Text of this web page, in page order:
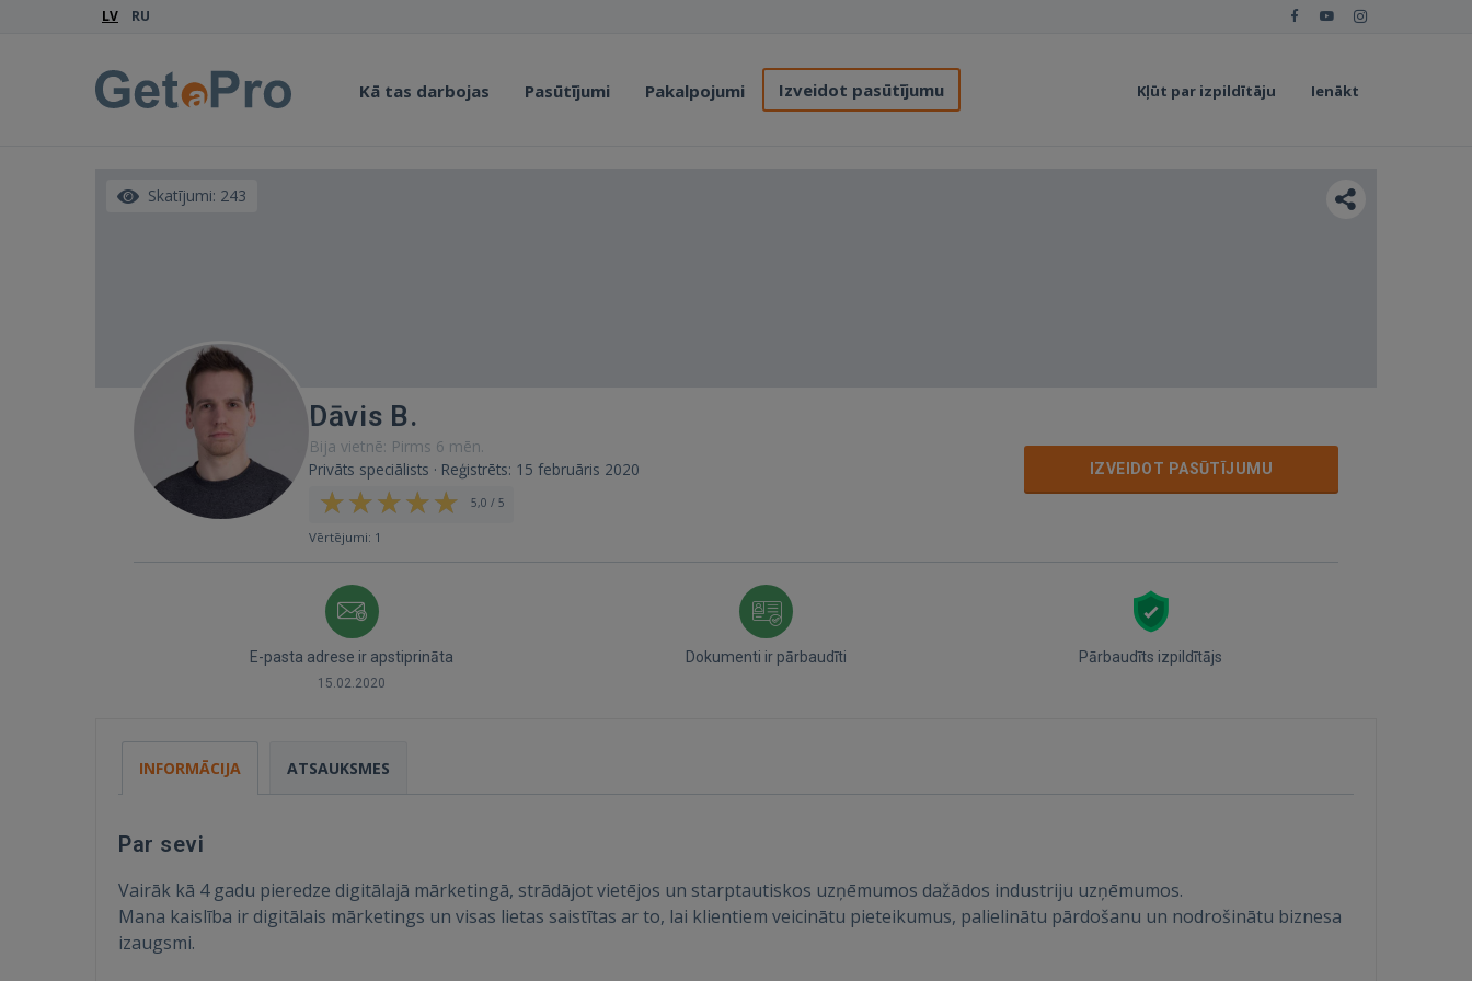
LV RU
Kā tas darbojas Pasūtījumi Pakalpojumi Izveidot pasūtījumu Kļūt par izpildītāju Ienākt
Ienākt
Skatījumi: 243
Dāvis B.
Bija vietnē: Pirms 6 mēn.
Privāts speciālists · Reģistrēts: 15 februāris 2020
5,0 / 5
Vērtējumi: 1
IZVEIDOT PASŪTĪJUMU
E-pasta adrese ir apstiprināta
15.02.2020
Dokumenti ir pārbaudīti Pārbaudīts izpildītājs
INFORMĀCIJA ATSAUKSMES
Par sevi
Vairāk kā 4 gadu pieredze digitālajā mārketingā, strādājot vietējos un starptautiskos uzņēmumos dažādos industriju uzņēmumos.
Mana kaislība ir digitālais mārketings un visas lietas saistītas ar to, lai klientiem veicinātu pieteikumus, palielinātu pārdošanu un nodrošinātu biznesa
izaugsmi.